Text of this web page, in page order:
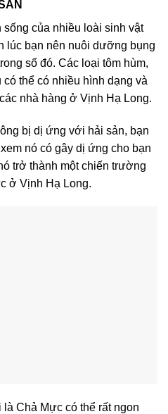
của nhiều loài sinh vật
lúc bạn nên nuôi dưỡng bụng
số đó. Các loại tôm hùm,
thể có nhiều hình dạng và
nhà hàng ở Vịnh Hạ Long.
bị dị ứng với hải sản, bạn
nó có gây dị ứng cho bạn
trở thành một chiến trường
ở Vịnh Hạ Long.
Chả Mực có thể rất ngon